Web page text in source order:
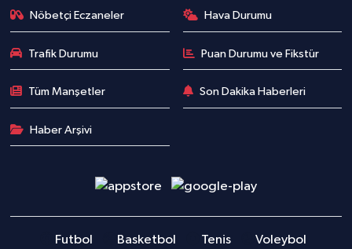
Nöbetçi Eczaneler Hava Durumu
Trafik Durumu Puan Durumu ve Fikstür
Tüm Manşetler Son Dakika Haberleri
Haber Arşivi
Futbol Basketbol Tenis Voleybol